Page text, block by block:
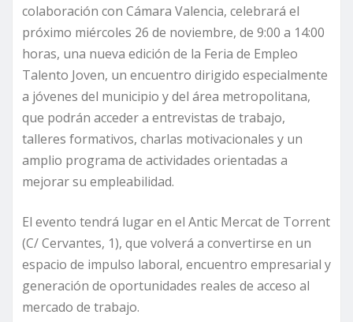
colaboración con Cámara Valencia, celebrará el
próximo miércoles 26 de noviembre, de 9:00 a 14:00
horas, una nueva edición de la Feria de Empleo
Talento Joven, un encuentro dirigido especialmente
a jóvenes del municipio y del área metropolitana,
que podrán acceder a entrevistas de trabajo,
talleres formativos, charlas motivacionales y un
amplio programa de actividades orientadas a
mejorar su empleabilidad.
El evento tendrá lugar en el Antic Mercat de Torrent
(C/ Cervantes, 1), que volverá a convertirse en un
espacio de impulso laboral, encuentro empresarial y
generación de oportunidades reales de acceso al
mercado de trabajo.